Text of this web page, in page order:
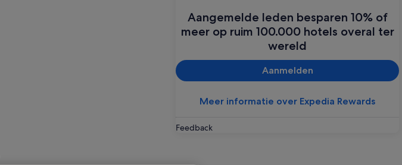
Aangemelde leden besparen 10% of
meer op ruim 100.000 hotels overal ter
wereld
Aanmelden
Meer informatie over Expedia Rewards
Feedback